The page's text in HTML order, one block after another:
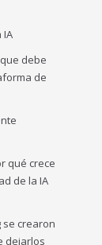
IA
debe
de
qué crece
de la IA
se crearon
dejarlos